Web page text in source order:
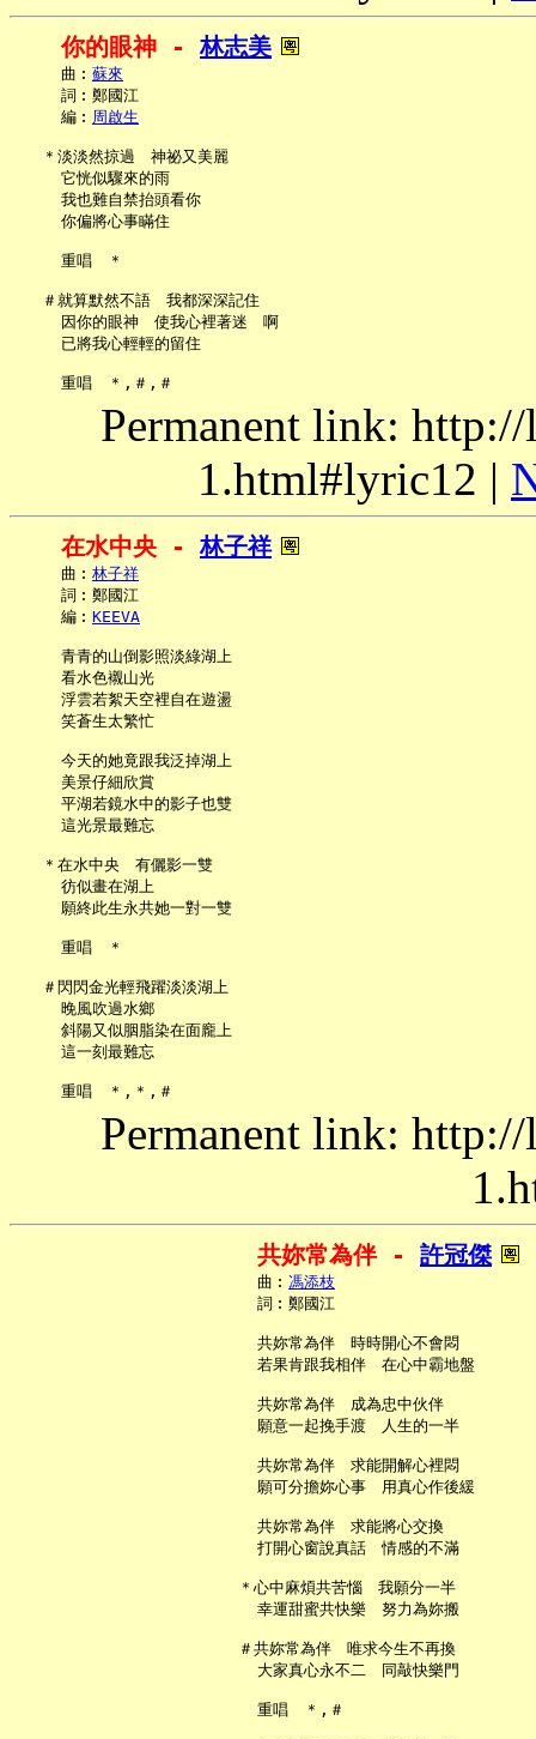
你的眼神 - 林志美
     曲︰
蘇來
     詞︰鄭國江
     編︰
周啟生
   ＊淡淡然掠過　神祕又美麗
     它恍似驟來的雨
     我也難自禁抬頭看你
     你偏將心事瞞住
     重唱　＊
   ＃就算默然不語　我都深深記住
     因你的眼神　使我心裡著迷　啊
     已將我心輕輕的留住
Permanent link:
1.html#lyric12 |
在水中央 - 林子祥
     曲︰
林子祥
     詞︰鄭國江
     編︰
KEEVA
     青青的山倒影照淡綠湖上
     看水色襯山光
     浮雲若絮天空裡自在遊盪
     笑蒼生太繁忙
     今天的她竟跟我泛掉湖上
     美景仔細欣賞
     平湖若鏡水中的影子也雙
     這光景最難忘
   ＊在水中央　有儷影一雙
     彷似畫在湖上
     願終此生永共她一對一雙
     重唱　＊
   ＃閃閃金光輕飛躍淡淡湖上
     晚風吹過水鄉
     斜陽又似胭脂染在面龐上
     這一刻最難忘
Permanent link:
共妳常為伴 - 許冠傑
     曲︰
馮添枝
     詞︰鄭國江
     共妳常為伴　時時開心不會悶
     若果肯跟我相伴　在心中霸地盤
     共妳常為伴　成為忠中伙伴
     願意一起挽手渡　人生的一半
     共妳常為伴　求能開解心裡悶
     願可分擔妳心事　用真心作後緩
     共妳常為伴　求能將心交換
     打開心窗說真話　情感的不滿
   ＊心中麻煩共苦惱　我願分一半
     幸運甜蜜共快樂　努力為妳搬
   ＃共妳常為伴　唯求今生不再換
     大家真心永不二　同敲快樂門
     重唱　＊,＃